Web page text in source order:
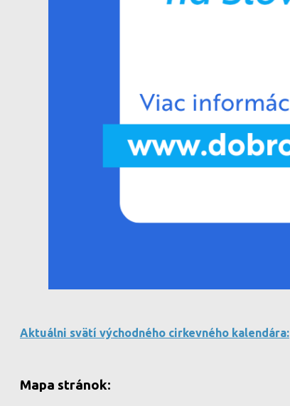
Aktuálni svätí východného cirkevného kalendára:
Mapa stránok: